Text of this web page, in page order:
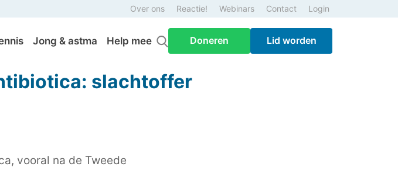
Over ons Reactie! Webinars Contact Login
Jong & astma Help mee Doneren Lid worden
slachtoffer
vooral na de Tweede